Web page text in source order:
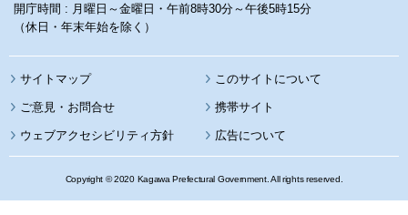
開庁時間 : 月曜日～金曜日・午前8時30分～午後5時15分
（休日・年末年始を除く）
サイトマップ このサイトについて
携帯サイト
ウェブアクセシビリティ方針 広告について
Copyright © 2020 Kagawa Prefectural Government. All rights reserved.